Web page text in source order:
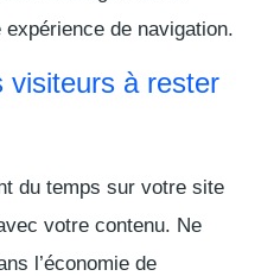
de navigation.
visiteurs à rester
du temps sur votre site
votre contenu. Ne
l’économie de